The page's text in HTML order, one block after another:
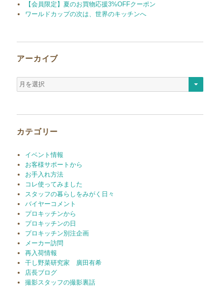
【会員限定】夏のお買物応援3%OFFクーポン
ワールドカップの次は、世界のキッチンへ
アーカイブ
ア
ー
カテゴリー
イベント情報
お客様サポートから
お手入れ方法
コレ使ってみました
スタッフの暮らしをみがく日々
バイヤーコメント
プロキッチンから
プロキッチンの日
プロキッチン別注企画
メーカー訪問
再入荷情報
干し野菜研究家 廣田有希
店長ブログ
撮影スタッフの撮影裏話